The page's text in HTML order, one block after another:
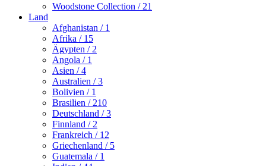
Woodstone Collection / 21
Land
Afghanistan / 1
Afrika / 15
Ägypten / 2
Angola / 1
Asien / 4
Australien / 3
Bolivien / 1
Brasilien / 210
Deutschland / 3
Finnland / 2
Frankreich / 12
Griechenland / 5
Guatemala / 1